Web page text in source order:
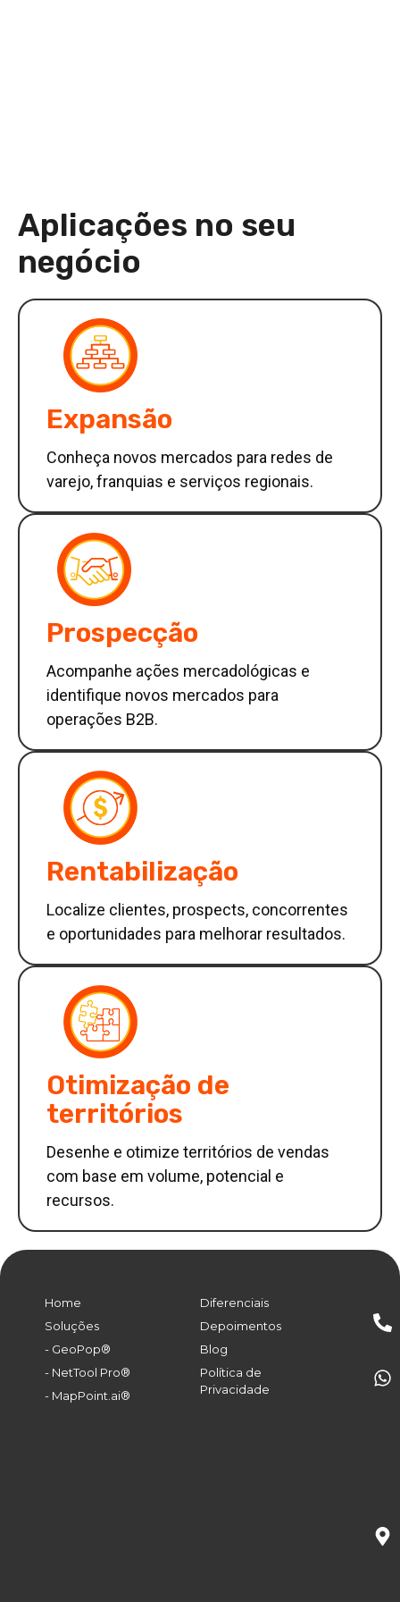
Aplicações no seu
negócio
Expansão
Conheça novos mercados para redes de
varejo, franquias e serviços regionais.
Prospecção
Acompanhe ações mercadológicas e
identifique novos mercados para
operações B2B.
Rentabilização
Localize clientes, prospects, concorrentes
e oportunidades para melhorar resultados.
Otimização de
territórios
Desenhe e otimize territórios de vendas
com base em volume, potencial e
recursos.
Home
Soluções
- GeoPop®
- NetTool Pro®
- MapPoint.ai®
Diferenciais
Depoimentos
Blog
Política de
Privacidade